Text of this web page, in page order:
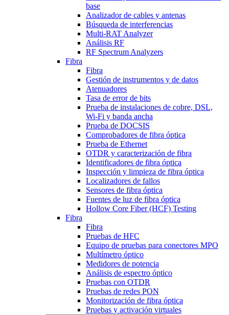
base
Analizador de cables y antenas
Búsqueda de interferencias
Multi-RAT Analyzer
Análisis RF
RF Spectrum Analyzers
Fibra
Fibra
Gestión de instrumentos y de datos
Atenuadores
Tasa de error de bits
Prueba de instalaciones de cobre, DSL,
Wi-Fi y banda ancha
Prueba de DOCSIS
Comprobadores de fibra óptica
Prueba de Ethernet
OTDR y caracterización de fibra
Identificadores de fibra óptica
Inspección y limpieza de fibra óptica
Localizadores de fallos
Sensores de fibra óptica
Fuentes de luz de fibra óptica
Hollow Core Fiber (HCF) Testing
Fibra
Fibra
Pruebas de HFC
Equipo de pruebas para conectores MPO
Multímetro óptico
Medidores de potencia
Análisis de espectro óptico
Pruebas con OTDR
Pruebas de redes PON
Monitorización de fibra óptica
Pruebas y activación virtuales